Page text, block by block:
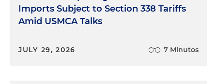
Imports Subject to Section 338 Tariffs
Amid USMCA Talks
JULY 29, 2026 7 Minutos